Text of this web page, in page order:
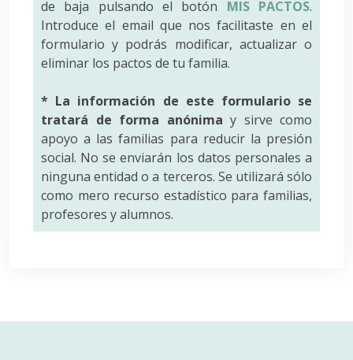
de baja pulsando el botón MIS PACTOS.
Introduce el email que nos facilitaste en el
formulario y podrás modificar, actualizar o
eliminar los pactos de tu familia.
* La información de este formulario se
tratará de forma anónima y sirve como
apoyo a las familias para reducir la presión
social. No se enviarán los datos personales a
ninguna entidad o a terceros. Se utilizará sólo
como mero recurso estadístico para familias,
profesores y alumnos.